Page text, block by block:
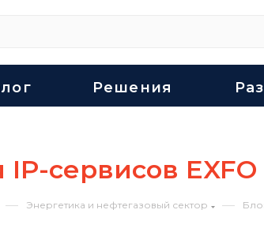
Решения
сервисов EXFO
— Энергетика и нефтегазовый сектор —